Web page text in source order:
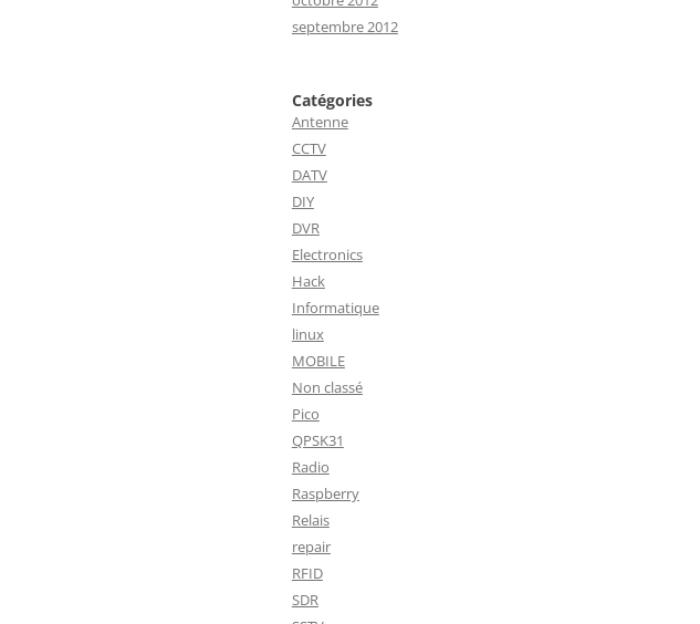
septembre 2012
Catégories
Antenne
CCTV
DATV
DIY
DVR
Electronics
Hack
Informatique
linux
MOBILE
Non classé
Pico
QPSK31
Radio
Raspberry
Relais
repair
RFID
SDR